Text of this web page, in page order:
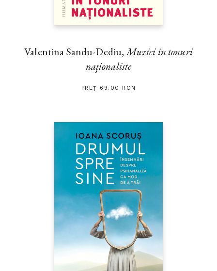
Valentina Sandu-Dediu,Muzici în tonuri
naţionaliste
PREȚ 69.00 RON